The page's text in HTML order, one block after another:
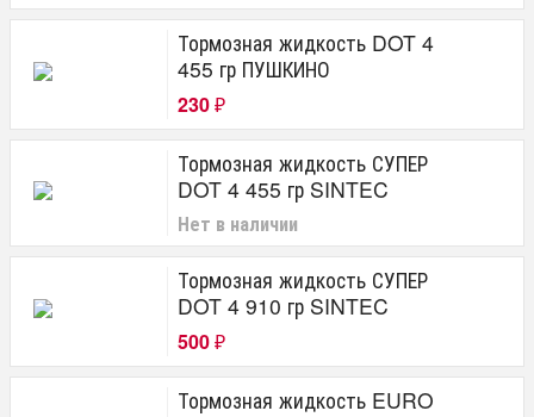
Тормозная жидкость DOT 4
455 гр ПУШКИНО
230 ₽
Тормозная жидкость СУПЕР
DOT 4 455 гр SINTEC
Нет в наличии
Тормозная жидкость СУПЕР
DOT 4 910 гр SINTEC
500 ₽
Тормозная жидкость EURO